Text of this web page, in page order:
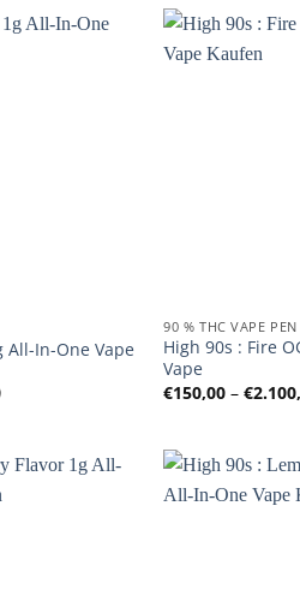
All-In-One Vape
Preisspanne:
90 % THC VAPE PEN
High 90s : Fire
Vape
€150,00 –€